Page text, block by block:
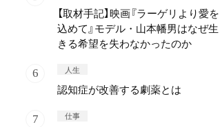
【取材手記】映画『ラーゲリより愛を
込めて』モデル・山本幡男はなぜ生
きる希望を失わなかったのか
人生
認知症が改善する劇薬とは
仕事